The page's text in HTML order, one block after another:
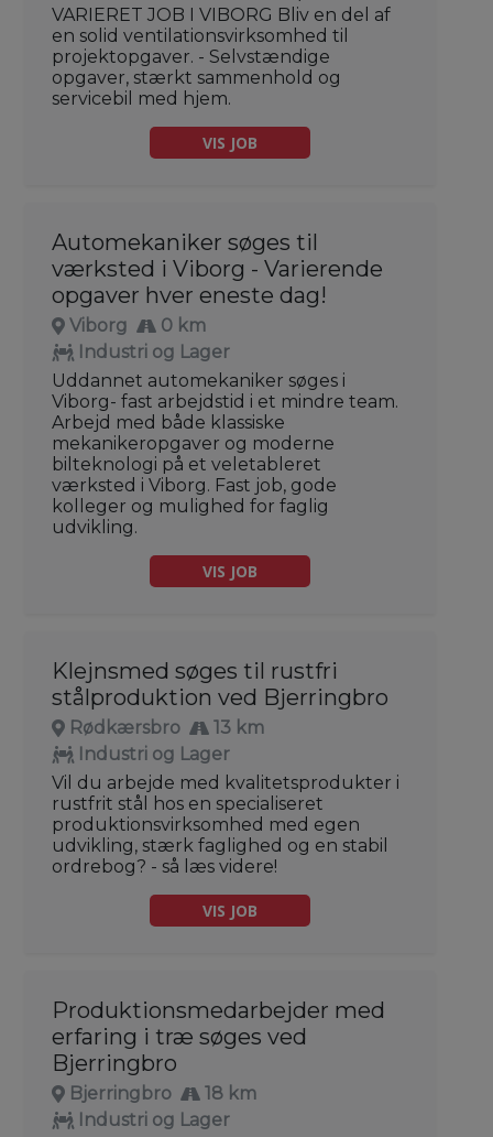
VARIERET JOB I VIBORG Bliv en del af
en solid ventilationsvirksomhed til
projektopgaver. - Selvstændige
opgaver, stærkt sammenhold og
servicebil med hjem.
VIS JOB
Automekaniker søges til
værksted i Viborg - Varierende
opgaver hver eneste dag!
Viborg
0 km
Industri og Lager
Uddannet automekaniker søges i
Viborg- fast arbejdstid i et mindre team.
Arbejd med både klassiske
mekanikeropgaver og moderne
bilteknologi på et veletableret
værksted i Viborg. Fast job, gode
kolleger og mulighed for faglig
udvikling.
VIS JOB
Klejnsmed søges til rustfri
stålproduktion ved Bjerringbro
Rødkærsbro
13 km
Industri og Lager
Vil du arbejde med kvalitetsprodukter i
rustfrit stål hos en specialiseret
produktionsvirksomhed med egen
udvikling, stærk faglighed og en stabil
ordrebog? - så læs videre!
VIS JOB
Produktionsmedarbejder med
erfaring i træ søges ved
Bjerringbro
Bjerringbro
18 km
Industri og Lager